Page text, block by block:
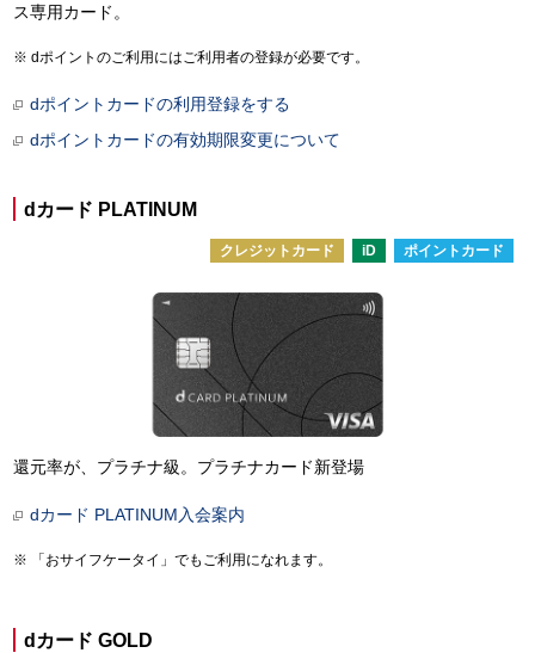
ス専用カード。
dポイントのご利用にはご利用者の登録が必要です。
dポイントカードの利用登録をする
dポイントカードの有効期限変更について
dカード PLATINUM
クレジットカード iD ポイントカード
還元率が、プラチナ級。プラチナカード新登場
dカード PLATINUM入会案内
「おサイフケータイ」でもご利用になれます。
dカード GOLD